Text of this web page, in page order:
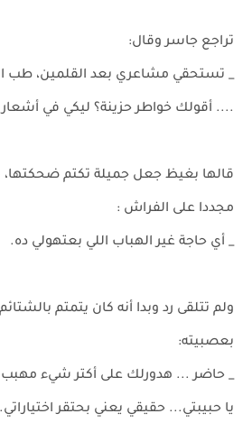
تراجع جاسر وقال:
_ تستحقي مشاعري بعد القلمين، طب
.... أقولك خواطر حزينة؟ ليكي في أشعار
قالها بغيظ جعل جميلة تكتم
مجددا على الفراش :
_ أي حاجة غير الهباب اللي بعتهولي ده.
ولم تتلقى رد وبدا أنه كان يتمتم
بعصبيته:
_ حاضر ... هدورلك على أكتر شيء مهبب
يا حبيبتي... حقيقي يعني بحتقر اختياراتي.